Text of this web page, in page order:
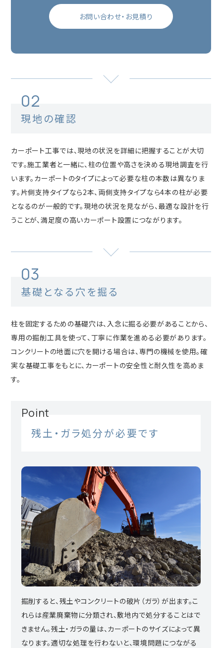
お問い合わせ・お見積り
02
現地の確認
カーポート工事では、現地の状況を詳細に把握することが大切
です。施工業者と一緒に、柱の位置や高さを決める現地調査を行
います。カーポートのタイプによって必要な柱の本数は異なりま
す。片側支持タイプなら2本、両側支持タイプなら4本の柱が必要
となるのが一般的です。現地の状況を見ながら、最適な設計を行
うことが、満足度の高いカーポート設置につながります。
03
基礎となる穴を掘る
柱を固定するための基礎穴は、入念に掘る必要があることから、
専用の掘削工具を使って、丁寧に作業を進める必要があります。
コンクリートの地面に穴を開ける場合は、専門の機械を使用。確
実な基礎工事をもとに、カーポートの安全性と耐久性を高めま
す。
Point
残土・ガラ処分が必要です
掘削すると、残土やコンクリートの破片（ガラ）が出ます。こ
れらは産業廃棄物に分類され、敷地内で処分することはで
きません。残土・ガラの量は、カーポートのサイズによって異
なります。適切な処理を行わないと、環境問題につながる